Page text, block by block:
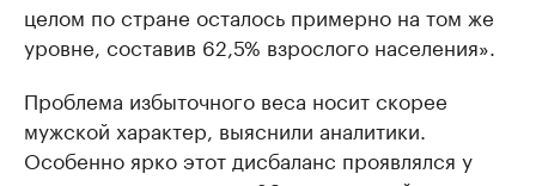
целом по стране осталось примерно на том же
уровне, составив 62,5% взрослого населения».
Проблема избыточного веса носит скорее
мужской характер, выяснили аналитики.
Особенно ярко этот дисбаланс проявлялся у